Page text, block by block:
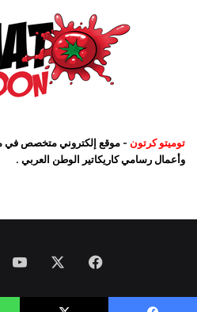
توميتو كرتون
وأعمال رسامي كاريكاتير الوطن العربي .
فيسبوك